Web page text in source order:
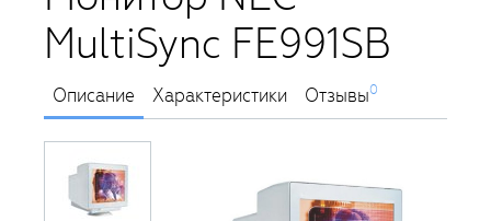
MultiSync FE991SB
Описание Характеристики Отзывы0